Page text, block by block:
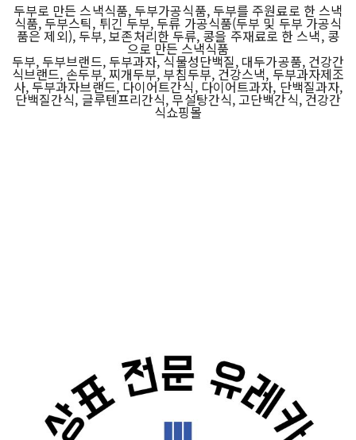
두부로 만든 스낵식품, 두부가공식품, 두부를 주원료로 한 스낵
식품, 두부스틱, 튀긴 두부, 두류 가공식품(두부 및 두부 가공식
품은 제외), 두부, 보존처리한 두류, 콩을 주재료로 한 스낵, 콩
으로 만든 스낵식품
두부, 두부브랜드, 두부과자, 식물성단백질, 대두가공품, 건강간
식브랜드, 손두부, 찌개두부, 부침두부, 건강스낵, 두부과자제조
사, 두부과자브랜드, 다이어트간식, 다이어트과자, 단백질과자,
단백질간식, 글루텐프리간식, 무설탕간식, 고단백간식, 건강간
식쇼핑몰